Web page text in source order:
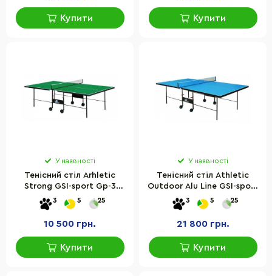
Купити Купити
У наявності
Тенісний стіл Arhletiс
Strong GSI-sport Gp-3
розмір 274х152,5х76 см
3 5 25
10 500 грн.
Купити
У наявності
Тенісний стіл Athletic
Outdoor Alu Line GSI-sport
Gt-2 розмір 274х152,5х76
см
3 5 25
21 800 грн.
Купити